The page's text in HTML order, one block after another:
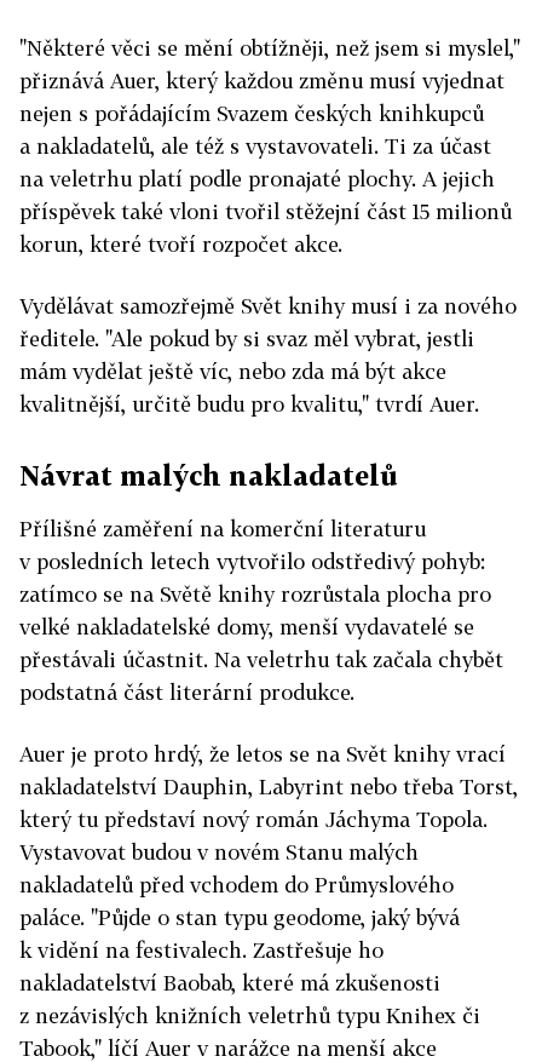
"Některé věci se mění obtížněji, než jsem si myslel,"
přiznává Auer, který každou změnu musí vyjednat
nejen s pořádajícím Svazem českých knihkupců
a nakladatelů, ale též s vystavovateli. Ti za účast
na veletrhu platí podle pronajaté plochy. A jejich
příspěvek také vloni tvořil stěžejní část 15 milionů
korun, které tvoří rozpočet akce.
Vydělávat samozřejmě Svět knihy musí i za nového
ředitele. "Ale pokud by si svaz měl vybrat, jestli
mám vydělat ještě víc, nebo zda má být akce
kvalitnější, určitě budu pro kvalitu," tvrdí Auer.
Návrat malých nakladatelů
Přílišné zaměření na komerční literaturu
v posledních letech vytvořilo odstředivý pohyb:
zatímco se na Světě knihy rozrůstala plocha pro
velké nakladatelské domy, menší vydavatelé se
přestávali účastnit. Na veletrhu tak začala chybět
podstatná část literární produkce.
Auer je proto hrdý, že letos se na Svět knihy vrací
nakladatelství Dauphin, Labyrint nebo třeba Torst,
který tu představí nový román Jáchyma Topola.
Vystavovat budou v novém Stanu malých
nakladatelů před vchodem do Průmyslového
paláce. "Půjde o stan typu geodome, jaký bývá
k vidění na festivalech. Zastřešuje ho
nakladatelství Baobab, které má zkušenosti
z nezávislých knižních veletrhů typu Knihex či
Tabook," líčí Auer v narážce na menší akce